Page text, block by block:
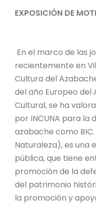
EXPOSICIÓN DE
En el marco de las
recientemente en
Cultura del
del año Europeo del
Cultural, se ha
por INCUNA para la
azabache como
Naturaleza), es una
pública, que tiene
promoción de la
del patrimonio
la promoción y